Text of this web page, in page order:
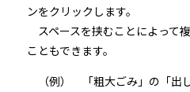
ンをクリックします。
スペースを挟むことによって
こともできます。
（例） 「粗大ごみ」の「出